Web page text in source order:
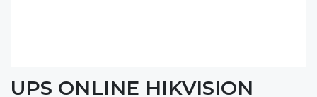
UPS ONLINE HIKVISION